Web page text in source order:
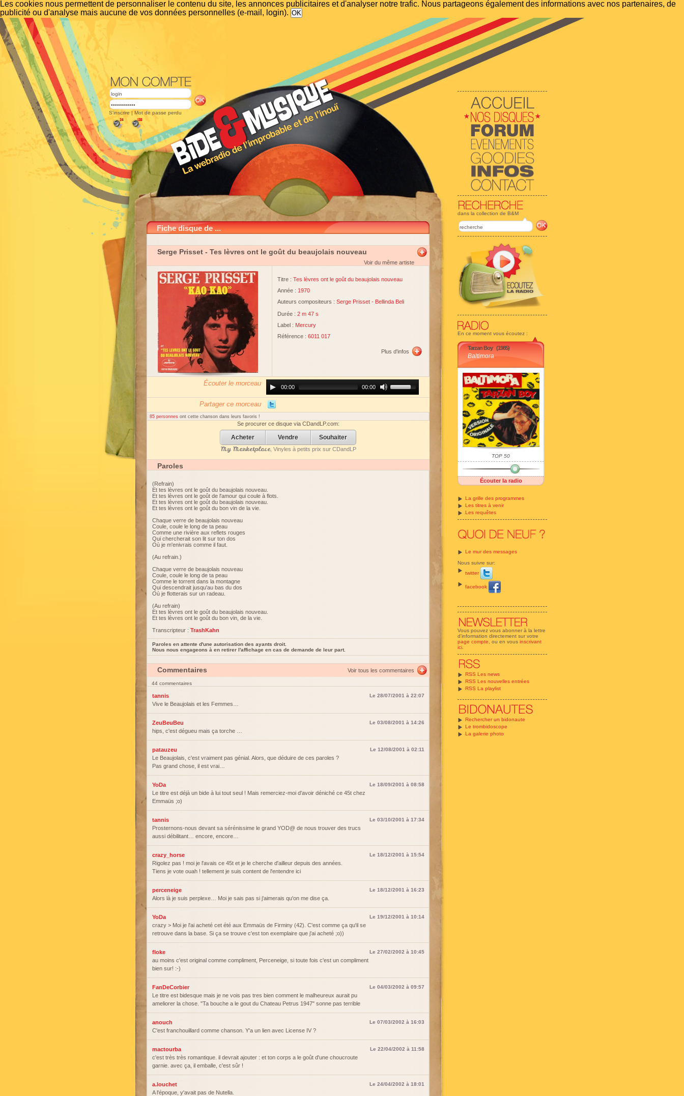
Les cookies nous permettent de personnaliser le contenu du site, les annonces publicitaires et d'analyser notre trafic. Nous partageons également des informations avec nos partenaires, de
publicité ou d'analyse mais aucune de vos données personnelles (e-mail, login).
dans la collection de B&M
En ce moment vous écoutez :
Tarzan Boy (1985)
Baltimora
TOP 50
Écouter la radio
La grille des programmes
Les titres à venir
Les requêtes
Le mur des messages
Nous suivre sur:
twitter
facebook
Vous pouvez vous abonner à la lettre
d'information directement sur votre
page compte , ou en vous inscrivant
ici
RSS Les news
RSS Les nouvelles entrées
RSS La playlist
Rechercher un bidonaute
Le trombidoscope
La galerie photo
S'inscrire | Mot de passe perdu
Fiche disque de ...
Serge Prisset - Tes lèvres ont le goût du beaujolais nouveau
Voir du même artiste
Titre : Tes lèvres ont le goût du beaujolais nouveau
Année : 1970
Auteurs compositeurs : Serge Prisset - Bellinda Beli
Durée : 2 m 47 s
Label : Mercury
Référence : 6011 017
Plus d'infos
Écouter le morceau
Player00:00 00:00
Up/Down
Arrow
increase
or
Partager ce morceau
85 personnes ont cette chanson dans leurs favoris !
Se procurer ce disque via CDandLP.com:
Acheter Vendre Souhaiter
My Marketplace, Vinyles à petits prix sur CDandLP
Paroles
(Refrain)
Et tes lèvres ont le goût du beaujolais nouveau.
Et tes lèvres ont le goût de l'amour qui coule à flots.
Et tes lèvres ont le goût du beaujolais nouveau.
Et tes lèvres ont le goût du bon vin de la vie.
Chaque verre de beaujolais nouveau
Coule, coule le long de ta peau
Comme une rivière aux reflets rouges
Qui chercherait son lit sur ton dos
Où je m'enivrais comme il faut.
(Au refrain.)
Chaque verre de beaujolais nouveau
Coule, coule le long de ta peau
Comme le torrent dans la montagne
Qui descendrait jusqu'au bas du dos
Où je flotterais sur un radeau.
(Au refrain)
Et tes lèvres ont le goût du beaujolais nouveau.
Et tes lèvres ont le goût du bon vin, de la vie.
Transcripteur : TrashKahn
Paroles en attente d'une autorisation des ayants droit.
Nous nous engageons à en retirer l'affichage en cas de demande de leur part.
Commentaires Voir tous les commentaires
44 commentaires
tannis Le 28/07/2001 à 22:07
Vive le Beaujolais et les Femmes…
ZeuBeuBeu Le 03/08/2001 à 14:26
hips, c'est dégueu mais ça torche …
patauzeu Le 12/08/2001 à 02:11
Le Beaujolais, c'est vraiment pas génial. Alors, que déduire de ces paroles ?
Pas grand chose, il est vrai…
YoDa Le 18/09/2001 à 08:58
Le titre est déjà un bide à lui tout seul ! Mais remerciez-moi d'avoir déniché ce 45t chez
Emmaüs ;o)
tannis Le 03/10/2001 à 17:34
Prosternons-nous devant sa sérénissime le grand YOD@ de nous trouver des trucs
aussi débilitant… encore, encore…
crazy_horse Le 18/12/2001 à 15:54
Rigolez pas ! moi je l'avais ce 45t et je le cherche d'ailleur depuis des années.
Tiens je vote ouah ! tellement je suis content de l'entendre ici
perceneige Le 18/12/2001 à 16:23
Alors là je suis perplexe… Moi je sais pas si j'aimerais qu'on me dise ça.
YoDa Le 19/12/2001 à 10:14
crazy > Moi je l'ai acheté cet été aux Emmaüs de Firminy (42). C'est comme ça qu'il se
retrouve dans la base. Si ça se trouve c'est ton exemplaire que j'ai acheté ;o))
floke Le 27/02/2002 à 10:45
au moins c'est original comme compliment, Perceneige, si toute fois c'est un compliment
bien sur! :-)
FanDeCorbier Le 04/03/2002 à 09:57
Le titre est bidesque mais je ne vois pas tres bien comment le malheureux aurait pu
ameliorer la chose. "Ta bouche a le gout du Chateau Petrus 1947" sonne pas terrible
anouch Le 07/03/2002 à 16:03
C'est franchouillard comme chanson. Y'a un lien avec License IV ?
mactourba Le 22/04/2002 à 11:58
c'est très très romantique. il devrait ajouter : et ton corps a le goût d'une choucroute
garnie. avec ça, il emballe, c'est sûr !
a.louchet Le 24/04/2002 à 18:01
A l'époque, y'avait pas de Nutella.